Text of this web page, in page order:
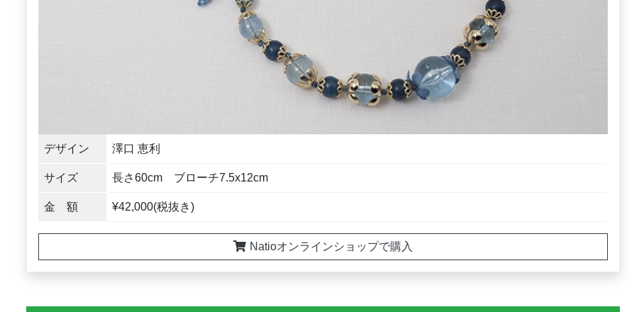
デザイン 澤口 恵利
サイズ 長さ60cm ブローチ7.5x12cm
金 額 ¥42,000(税抜き)
Natioオンラインショップで購入